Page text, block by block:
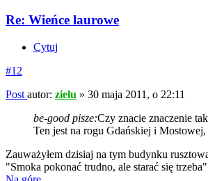
Re: Wieńce laurowe
Cytuj
#12
Post autor: zielu » 30 maja 2011, o 22:11
be-good pisze:Czy znacie znaczenie
Ten jest na rogu Gdańskiej i
Zauważyłem dzisiaj na tym budynku
"Smoka pokonać trudno, ale starać się trzeba"